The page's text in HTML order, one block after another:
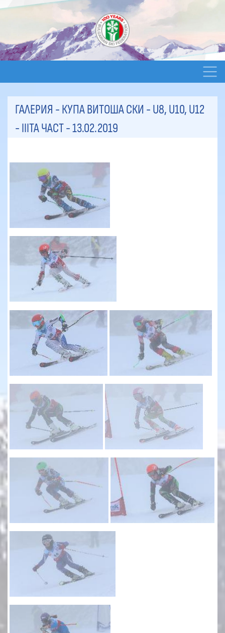
ГАЛЕРИЯ - КУПА ВИТОША СКИ - U8, U10, U12
- ІІІТА ЧАСТ - 13.02.2019